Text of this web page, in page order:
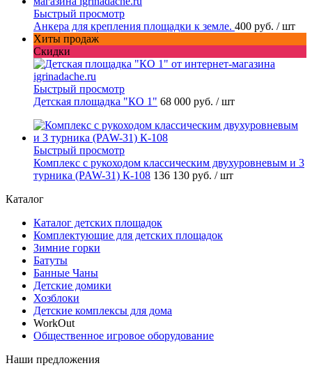
Быстрый просмотр
Анкера для крепления площадки к земле. 400 руб. / шт
Хиты продаж
Скидки
Быстрый просмотр
Детская площадка "КО 1" 68 000 руб. / шт
Быстрый просмотр
Комплекс с рукоходом классическим двухуровневым и 3
турника (PAW-31) К-108 136 130 руб. / шт
Каталог
Каталог детских площадок
Комплектующие для детских площадок
Зимние горки
Батуты
Банные Чаны
Детские домики
Хозблоки
Детские комплексы для дома
WorkOut
Общественное игровое оборудование
Наши предложения